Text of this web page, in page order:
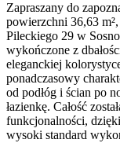
Zapraszany do
powierzchni 36,63
Pileckiego 29 w
wykończone z
eleganckiej
ponadczasowy
od podłóg i ścian po
łazienkę. Całość
funkcjonalności,
wysoki standard